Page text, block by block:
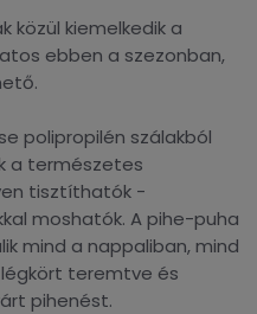
közül kiemelkedik a
ebben a szezonban,
polipropilén szálakból
a természetes
tisztíthatók -
moshatók. A pihe-puha
mind a nappaliban, mind
teremtve és
pihenést.